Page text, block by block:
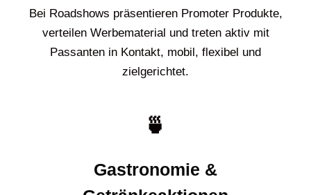
Bei Roadshows präsentieren Promoter Produkte,
verteilen Werbematerial und treten aktiv mit
Passanten in Kontakt, mobil, flexibel und
zielgerichtet.
🍵
Gastronomie &